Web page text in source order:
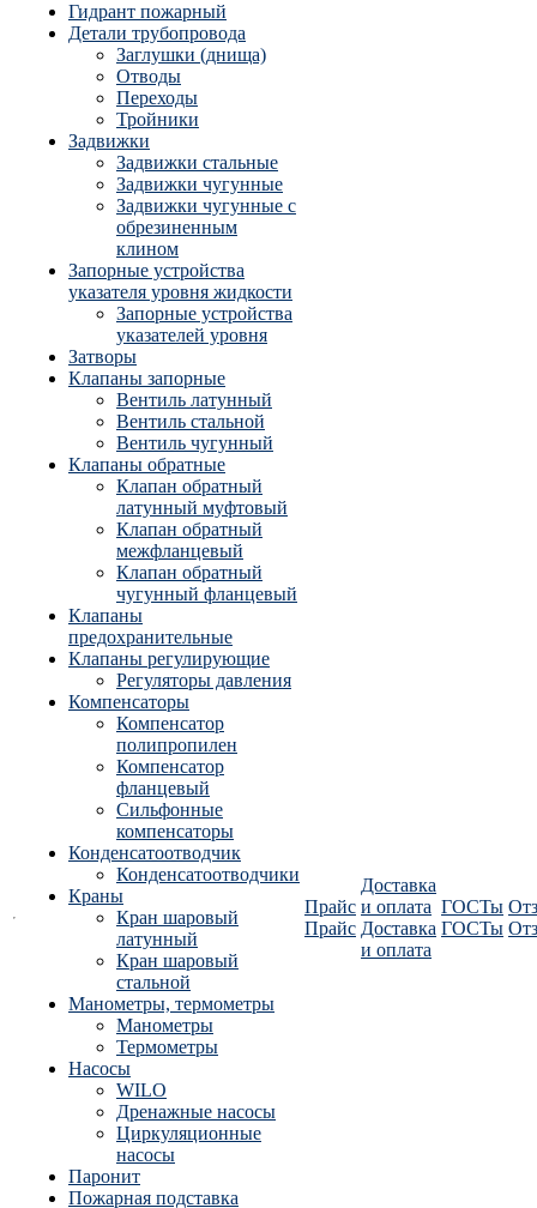
Гидрант пожарный
Детали трубопровода
Заглушки (днища)
Отводы
Переходы
Тройники
Задвижки
Задвижки стальные
Задвижки чугунные
Задвижки чугунные с
обрезиненным
клином
Запорные устройства
указателя уровня жидкости
Запорные устройства
указателей уровня
Затворы
Клапаны запорные
Вентиль латунный
Вентиль стальной
Вентиль чугунный
Клапаны обратные
Клапан обратный
латунный муфтовый
Клапан обратный
межфланцевый
Клапан обратный
чугунный фланцевый
Клапаны
предохранительные
Клапаны регулирующие
Регуляторы давления
Компенсаторы
Компенсатор
полипропилен
Компенсатор
фланцевый
Сильфонные
компенсаторы
Конденсатоотводчик
Конденсатоотводчики
Краны
Кран шаровый
латунный
Кран шаровый
стальной
Манометры, термометры
Манометры
Термометры
Насосы
WILO
Дренажные насосы
Циркуляционные
насосы
Паронит
Пожарная подставка
Прайс
Прайс
Доставка
и оплата
Доставка
и оплата
ГОСТы
ГОСТы